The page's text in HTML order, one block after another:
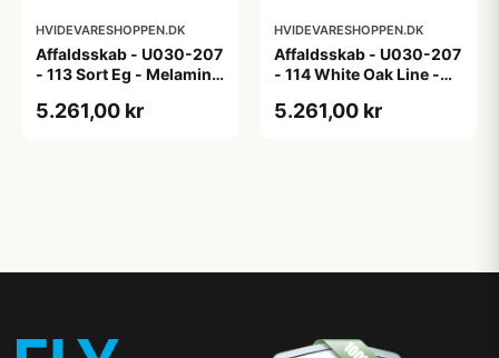
HVIDEVARESHOPPEN.DK
Affaldsskab - U030-207
- 113 Sort Eg - Melamin,
5.261,00 kr
HVIDEVARESHOPPEN.DK
Affaldsskab - U030-207
- 114 White Oak Line -
5.261,00 kr